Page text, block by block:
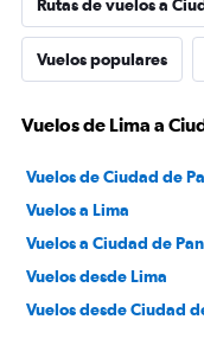
Rutas de vuelos a
Vuelos populares
Vuelos de Lima a
Vuelos de Ciudad de
Vuelos a Lima
Vuelos a Ciudad de
Vuelos desde Lima
Vuelos desde Ciudad